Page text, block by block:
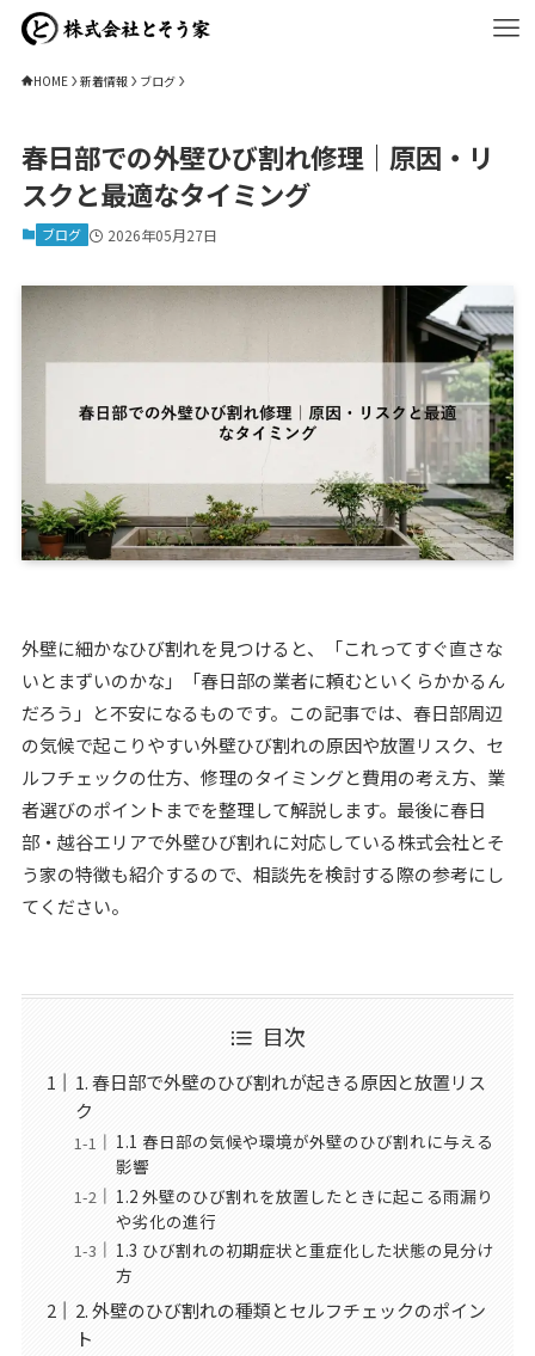
HOME 新着情報 ブログ
春日部での外壁ひび割れ修理｜原因・リ
スクと最適なタイミング
ブログ 2026年05月27日
外壁に細かなひび割れを見つけると、「これってすぐ直さな
いとまずいのかな」「春日部の業者に頼むといくらかかるん
だろう」と不安になるものです。この記事では、春日部周辺
の気候で起こりやすい外壁ひび割れの原因や放置リスク、セ
ルフチェックの仕方、修理のタイミングと費用の考え方、業
者選びのポイントまでを整理して解説します。最後に春日
部・越谷エリアで外壁ひび割れに対応している株式会社とそ
う家の特徴も紹介するので、相談先を検討する際の参考にし
てください。
目次
1. 春日部で外壁のひび割れが起きる原因と放置リス
ク
1.1 春日部の気候や環境が外壁のひび割れに与える
影響
1.2 外壁のひび割れを放置したときに起こる雨漏り
や劣化の進行
1.3 ひび割れの初期症状と重症化した状態の見分け
方
2. 外壁のひび割れの種類とセルフチェックのポイン
ト